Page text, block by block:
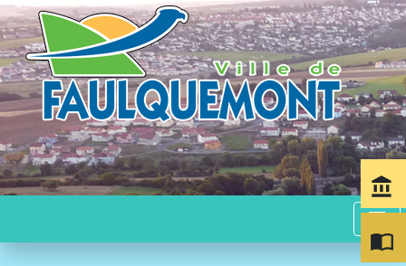
menu
account_balance
import_contacts